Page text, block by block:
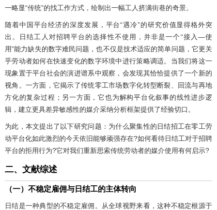
一略显“传统”的找工作方式，绘制出一幅工人挤满街巷的奇景。
随着中国平台经济的深度发展，平台“遇冷”的研究价值显得格外突
出。日结工人对招聘平台的选择性不使用，并非是一个“接入—使
用”能力缺失的数字难民问题，也不仅是技术适应的简单问题，它更关
乎劳动者如何在快速变化的数字环境中进行策略调适。当我们将这一
现象置于平台社会的演进谱系中观察，会发现其恰恰提供了一个新的
视角。一方面，它揭示了传统零工市场数字化转型断裂、回流与再地
方化的复杂过程；另一方面，它也为解构平台化叙事的线性进步逻
辑，建立更具差异敏感性的媒介采纳分析框架提供了经验切口。
为此，本文提出了以下研究问题：为什么聚集性的日结招工在零工劳
动平台化如此激烈的今天依旧能够顽强存在?如何看待日结工对于招聘
平台的拒用行为?它对我们重新思索传统劳动者的媒介使用有何启示?
二、文献综述
（一）不稳定雇佣与日结工的主体转向
日结是一种典型的不稳定雇佣。从全球视野来看，这种不稳定根源于